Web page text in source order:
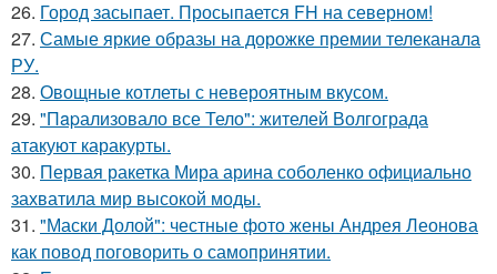
26. Город засыпает. Просыпается FH на северном!
27. Самые яркие образы на дорожке премии телеканала
РУ.
28. Овощные котлеты с невероятным вкусом.
29. "Пapализовало все Тело": жителей Волгограда
атакуют каракурты.
30. Первая ракетка Мира арина соболенко официально
захватила мир высокой моды.
31. "Маски Долой": честные фото жены Андрея Леонова
как повод поговорить о самопринятии.